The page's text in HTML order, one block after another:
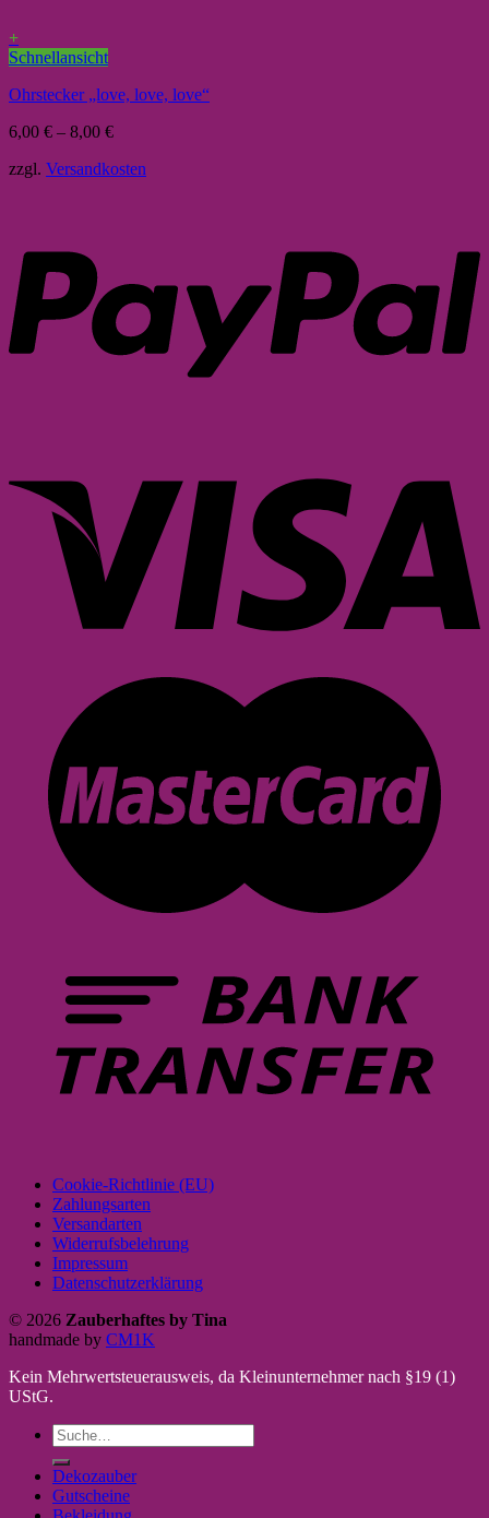
+
Schnellansicht
Ohrstecker „love, love, love“
6,00 € – 8,00 €
zzgl. Versandkosten
Cookie-Richtlinie (EU)
Zahlungsarten
Versandarten
Widerrufsbelehrung
Impressum
Datenschutzerklärung
© 2026 Zauberhaftes by Tina
handmade by CM1K
Kein Mehrwertsteuerausweis, da Kleinunternehmer nach §19 (1)
UStG.
Suche
nach:
Dekozauber
Gutscheine